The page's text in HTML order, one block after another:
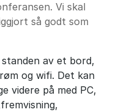
Vi skal
så godt som
av et bord,
og wifi. Det kan
videre på med PC,